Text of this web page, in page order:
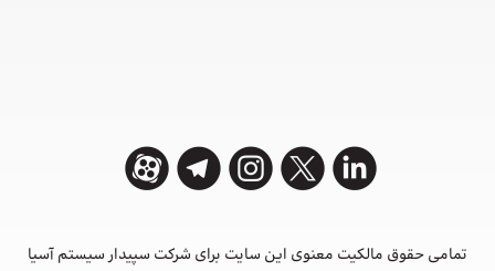
تمامی حقوق مالکیت معنوی این ‌سایت برای شرکت سپیدار سیستم آسیا